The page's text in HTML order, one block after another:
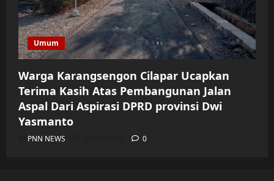
Umum
Warga Karangsengon Cilapar Ucapkan
Terima Kasih Atas Pembangunan Jalan
Aspal Dari Aspirasi DPRD provinsi Dwi
Yasmanto
PNN NEWS 0